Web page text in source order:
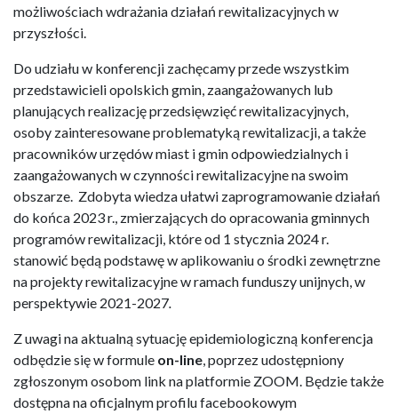
możliwościach wdrażania działań rewitalizacyjnych w
przyszłości.
Do udziału w konferencji zachęcamy przede wszystkim
przedstawicieli opolskich gmin, zaangażowanych lub
planujących realizację przedsięwzięć rewitalizacyjnych,
osoby zainteresowane problematyką rewitalizacji, a także
pracowników urzędów miast i gmin odpowiedzialnych i
zaangażowanych w czynności rewitalizacyjne na swoim
obszarze. Zdobyta wiedza ułatwi zaprogramowanie działań
do końca 2023 r., zmierzających do opracowania gminnych
programów rewitalizacji, które od 1 stycznia 2024 r.
stanowić będą podstawę w aplikowaniu o środki zewnętrzne
na projekty rewitalizacyjne w ramach funduszy unijnych, w
perspektywie 2021-2027.
Z uwagi na aktualną sytuację epidemiologiczną konferencja
odbędzie się w formule on-line, poprzez udostępniony
zgłoszonym osobom link na platformie ZOOM. Będzie także
dostępna na oficjalnym profilu facebookowym